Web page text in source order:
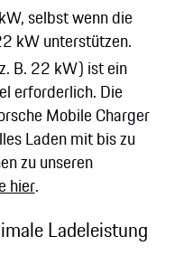
selbst wenn die
kW unterstützen.
B. 22 kW) ist ein
erforderlich. Die
Mobile Charger
Laden mit bis zu
zu unseren
hier.
Ladeleistung